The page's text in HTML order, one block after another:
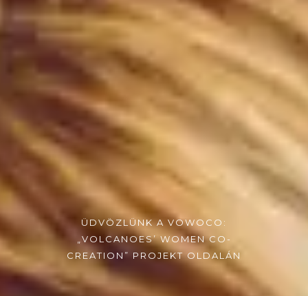
ÜDVÖZLÜNK A VOWOCO:
„VOLCANOES’ WOMEN CO-
CREATION” PROJEKT OLDALÁN